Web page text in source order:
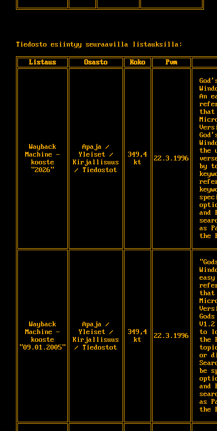
Tiedosto esiintyy seuraavilla listauksilla:
Listaus Osasto Koko Pvm
Wayback
Machine -
kooste
"2026"
Apaja /
Yleiset /
Kirjallisuus
/ Tiedostot
349,4
kt
22.3.1996
An
that
the
by
and
as
the
Wayback
Machine -
kooste
"09.01.2005"
Apaja /
Yleiset /
Kirjallisuus
/ Tiedostot
349,4
kt
22.3.1996
that
to
the
or
be
and
as
the